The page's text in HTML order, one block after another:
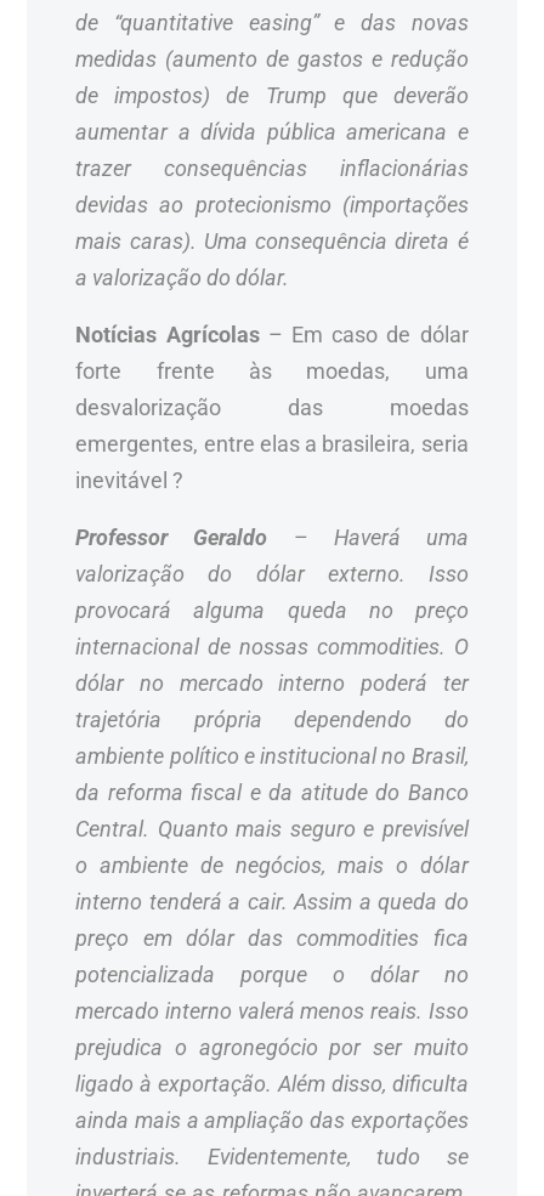
de “quantitative easing” e das novas
medidas (aumento de gastos e redução
de impostos) de Trump que deverão
aumentar a dívida pública americana e
trazer consequências inflacionárias
devidas ao protecionismo (importações
mais caras). Uma consequência direta é
a valorização do dólar.
Notícias Agrícolas– Em caso de dólar
forte frente às moedas, uma
desvalorização das moedas
emergentes, entre elas a brasileira, seria
inevitável ?
Professor Geraldo – Haverá uma
valorização do dólar externo. Isso
provocará alguma queda no preço
internacional de nossas commodities. O
dólar no mercado interno poderá ter
trajetória própria dependendo do
ambiente político e institucional no Brasil,
da reforma fiscal e da atitude do Banco
Central. Quanto mais seguro e previsível
o ambiente de negócios, mais o dólar
interno tenderá a cair. Assim a queda do
preço em dólar das commodities fica
potencializada porque o dólar no
mercado interno valerá menos reais. Isso
prejudica o agronegócio por ser muito
ligado à exportação. Além disso, dificulta
ainda mais a ampliação das exportações
industriais. Evidentemente, tudo se